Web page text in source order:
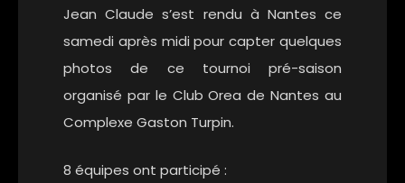
Jean Claude s’est rendu à Nantes ce
samedi après midi pour capter quelques
photos de ce tournoi pré-saison
organisé par le Club Orea de Nantes au
Complexe Gaston Turpin.
8 équipes ont participé :